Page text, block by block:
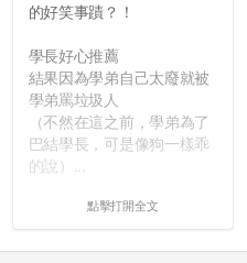
的好笑事蹟？！
學長好心推薦
結果因為學弟自己太廢就被
學弟罵垃圾人
（不然在這之前，學弟為了
巴結學長，可是像狗一樣乖
的說）...
點擊打開全文